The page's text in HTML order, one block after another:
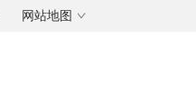
网站地图